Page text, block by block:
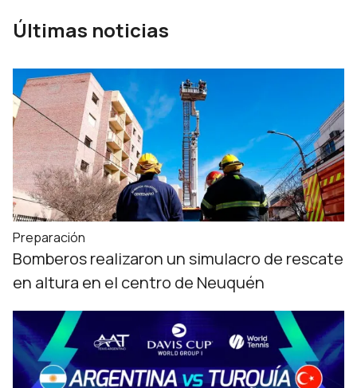
Últimas noticias
Preparación
Bomberos realizaron un simulacro de rescate
en altura en el centro de Neuquén